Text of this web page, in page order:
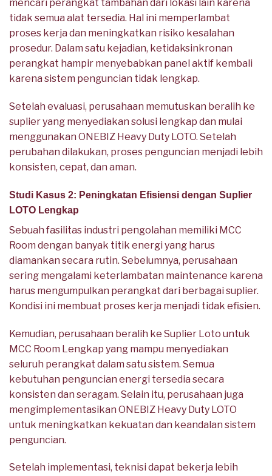
mencari perangkat tambahan dari lokasi lain karena
tidak semua alat tersedia. Hal ini memperlambat
proses kerja dan meningkatkan risiko kesalahan
prosedur. Dalam satu kejadian, ketidaksinkronan
perangkat hampir menyebabkan panel aktif kembali
karena sistem penguncian tidak lengkap.
Setelah evaluasi, perusahaan memutuskan beralih ke
suplier yang menyediakan solusi lengkap dan mulai
menggunakan ONEBIZ Heavy Duty LOTO. Setelah
perubahan dilakukan, proses penguncian menjadi lebih
konsisten, cepat, dan aman.
Studi Kasus 2: Peningkatan Efisiensi dengan Suplier
LOTO Lengkap
Sebuah fasilitas industri pengolahan memiliki MCC
Room dengan banyak titik energi yang harus
diamankan secara rutin. Sebelumnya, perusahaan
sering mengalami keterlambatan maintenance karena
harus mengumpulkan perangkat dari berbagai suplier.
Kondisi ini membuat proses kerja menjadi tidak efisien.
Kemudian, perusahaan beralih ke Suplier Loto untuk
MCC Room Lengkap yang mampu menyediakan
seluruh perangkat dalam satu sistem. Semua
kebutuhan penguncian energi tersedia secara
konsisten dan seragam. Selain itu, perusahaan juga
mengimplementasikan ONEBIZ Heavy Duty LOTO
untuk meningkatkan kekuatan dan keandalan sistem
penguncian.
Setelah implementasi, teknisi dapat bekerja lebih